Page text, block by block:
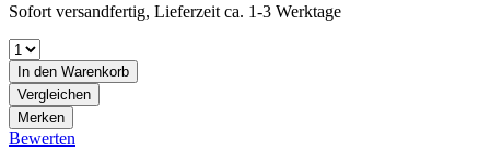
Sofort versandfertig, Lieferzeit ca. 1-3 Werktage
In den Warenkorb
Vergleichen
Merken
Bewerten